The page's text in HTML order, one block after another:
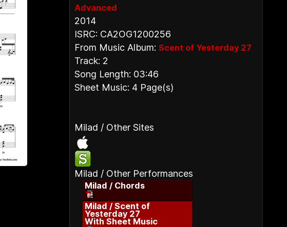
Advanced
2014
ISRC: CA2OG1200256
From Music Album:Scent of Yesterday 27
Track: 2
Song Length: 03:46
Sheet Music: 4 Page(s)
Milad / Other Sites
Milad / Other Performances
Milad / Chords
Milad / Scent of
Yesterday 27
With Sheet Music